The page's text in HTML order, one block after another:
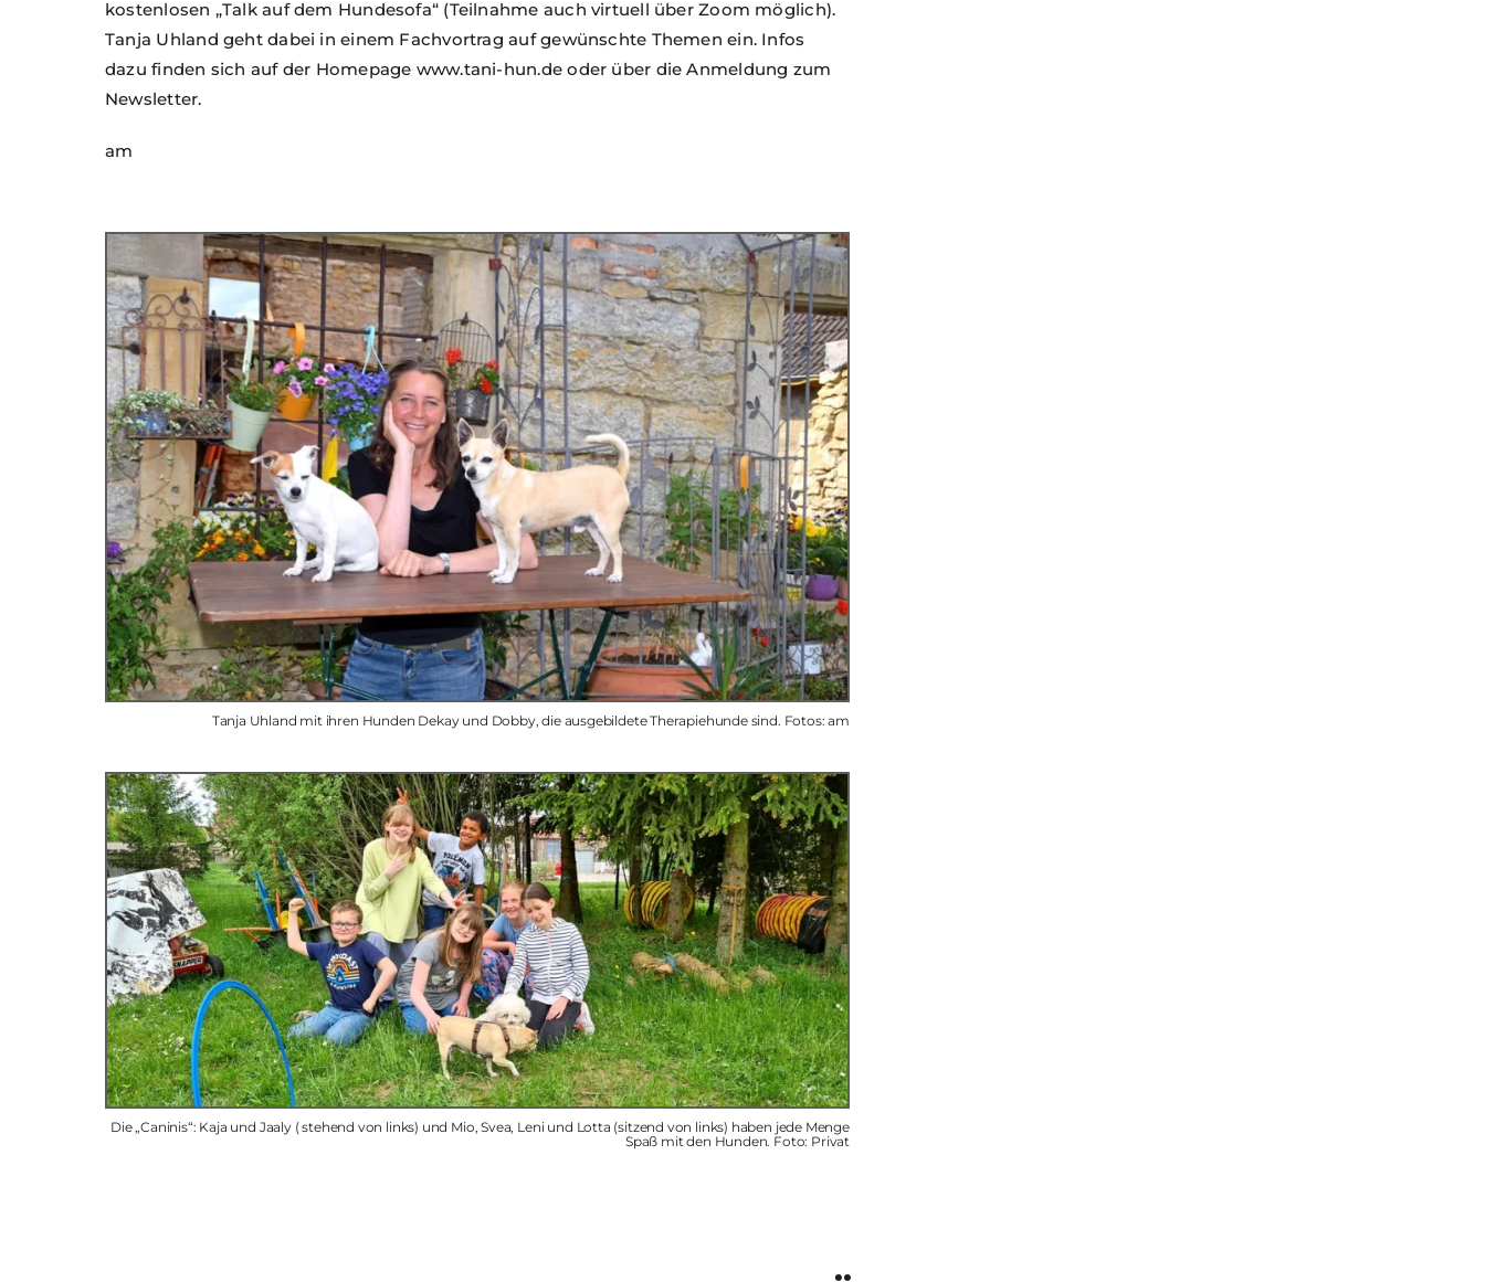
kostenlosen „Talk auf dem Hundesofa“ (Teilnahme auch virtuell über Zoom möglich).
Tanja Uhland geht dabei in einem Fachvortrag auf gewünschte Themen ein. Infos
dazu finden sich auf der Homepage www.tani-hun.de oder über die Anmeldung zum
Newsletter.
am
Tanja Uhland mit ihren Hunden Dekay und Dobby, die ausgebildete Therapiehunde sind. Fotos: am
Die „Caninis“: Kaja und Jaaly ( stehend von links) und Mio, Svea, Leni und Lotta (sitzend von links) haben jede Menge
Spaß mit den Hunden. Foto: Privat